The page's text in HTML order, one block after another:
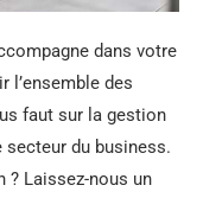
dans votre
l’ensemble des
faut sur la gestion
du business.
? Laissez-nous un